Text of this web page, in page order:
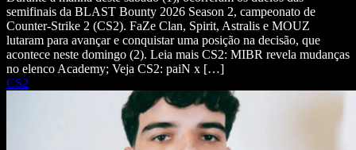
semifinais da BLAST Bounty 2026 Season 2, campeonato de
Counter-Strike 2 (CS2). FaZe Clan, Spirit, Astralis e MOUZ
lutaram para avançar e conquistar uma posição na decisão, que
acontece neste domingo (2). Leia mais CS2: MIBR revela mudanças
no elenco Academy; Veja CS2: paiN x […]
CS2